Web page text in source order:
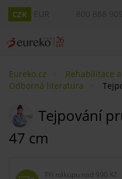
CZK
Eureko.cz
Rehabilitace
Odborná literatura
Tejpování
47 cm
Při nákupu nad 990 Kč